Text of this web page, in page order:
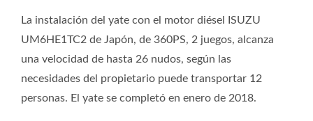
La instalación del yate con el motor diésel ISUZU
UM6HE1TC2 de Japón, de 360PS, 2 juegos, alcanza
una velocidad de hasta 26 nudos, según las
necesidades del propietario puede transportar 12
personas. El yate se completó en enero de 2018.